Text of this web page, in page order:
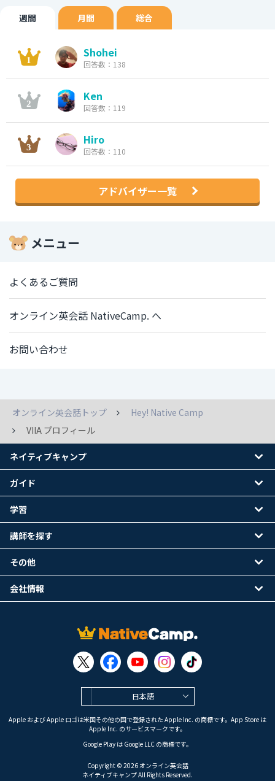
週間 月間 総合
Shohei
回答数：138
Ken
回答数：119
Hiro
回答数：110
アドバイザー一覧
メニュー
よくあるご質問
オンライン英会話 NativeCamp. へ
お問い合わせ
オンライン英会話トップ
Hey! Native Camp
VIIA プロフィール
日本語
Apple および Apple ロゴは米国その他の国で登録された Apple Inc. の商標です。App Store は
Apple Inc. のサービスマークです。
Google Play は Google LLC の商標です。
Copyright © 2026 オンライン英会話
ネイティブキャンプ All Rights Reserved.
ネイティブキャンプ
ガイド
学習
講師を探す
その他
会社情報